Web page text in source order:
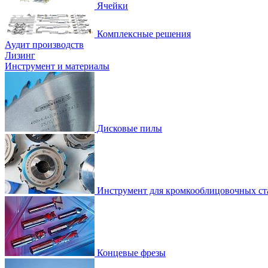
Ячейки
Комплексные решения
Аудит производств
Лизинг
Инструмент и материалы
Дисковые пилы
Инструмент для кромкооблицовочных
Концевые фрезы